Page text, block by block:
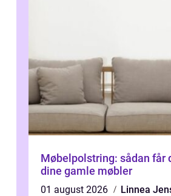
Møbelpolstring: sådan får
dine gamle møbler
01 august 2026
Linnea